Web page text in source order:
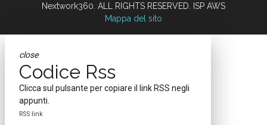
Nextwork360. ALL RIGHTS RESERVED. ISP AWS
Mappa del sito
close
Codice Rss
Clicca sul pulsante per copiare il link RSS negli
appunti.
RSS link